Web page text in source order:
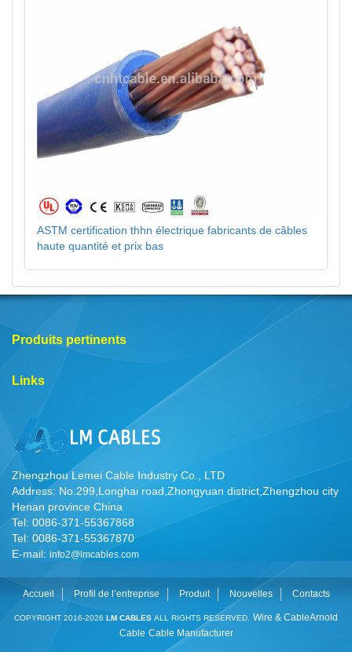
ASTM certification thhn électrique fabricants de câbles
haute quantité et prix bas
Produits pertinents
Links
Zhengzhou Lemei Cable Industry Co., LTD
Address: No.299,Longhai road,Zhongyuan district,Zhengzhou city
Henan province China
Tel: 0086-371-55367868
Tel: 0086-371-55367870
E-mail: info2@lmcables.com
Accueil Profil de l’entreprise Produit Nouvelles Contacts
COPYRIGHT 2016-2026 LM CABLES ALL RIGHTS RESERVED. Wire & CableArnold
Cable Cable Manufacturer